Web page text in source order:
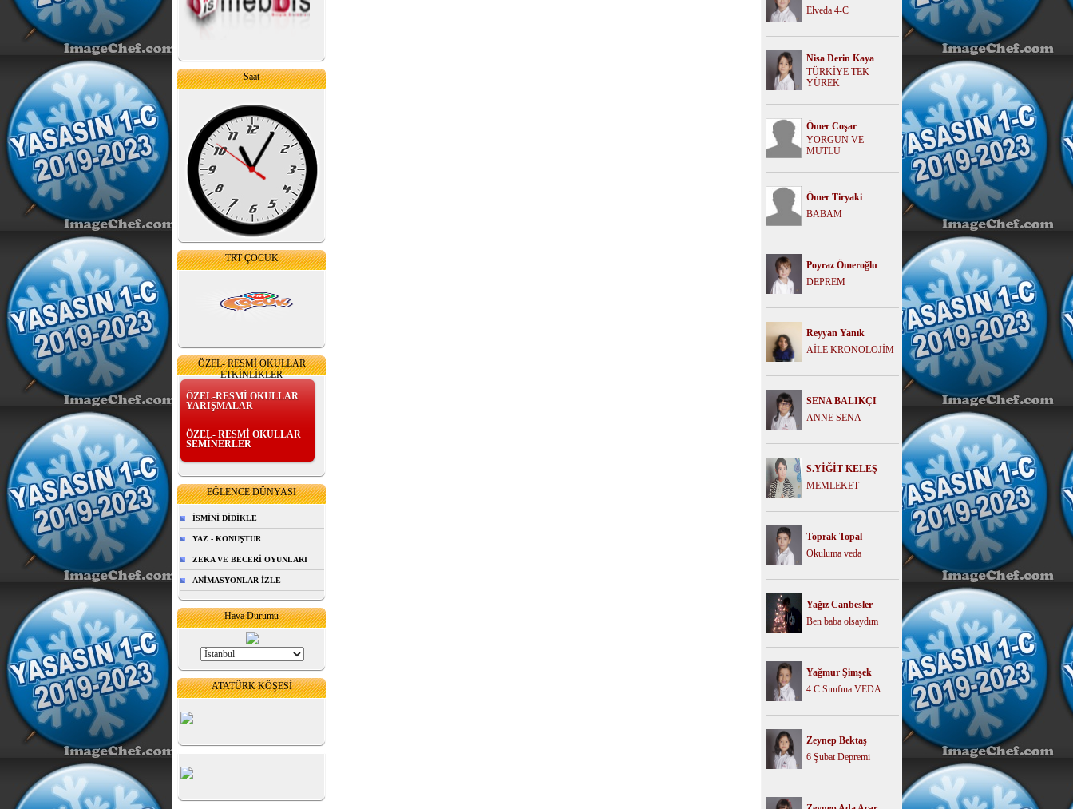
Saat
TRT ÇOCUK
ÖZEL- RESMİ OKULLAR
ETKİNLİKLER
ÖZEL-RESMİ OKULLAR
YARIŞMALAR
ÖZEL- RESMİ OKULLAR
SEMİNERLER
EĞLENCE DÜNYASI
İSMİNİ DİDİKLE
YAZ - KONUŞTUR
ZEKA VE BECERİ OYUNLARI
ANİMASYONLAR İZLE
Hava Durumu
ATATÜRK KÖŞESİ
Elveda 4-C
Nisa Derin Kaya
TÜRKİYE TEK
YÜREK
Ömer Coşar
YORGUN VE
MUTLU
Ömer Tiryaki
BABAM
Poyraz Ömeroğlu
DEPREM
Reyyan Yanık
AİLE KRONOLOJİM
SENA BALIKÇI
ANNE SENA
S.YİĞİT KELEŞ
MEMLEKET
Toprak Topal
Okuluma veda
Yağız Canbesler
Ben baba olsaydım
Yağmur Şimşek
4 C Sınıfına VEDA
Zeynep Bektaş
6 Şubat Depremi